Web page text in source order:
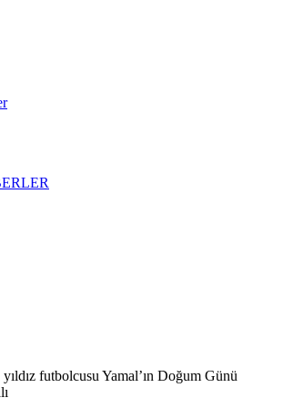
yıldız futbolcusu Yamal’ın Doğum Günü